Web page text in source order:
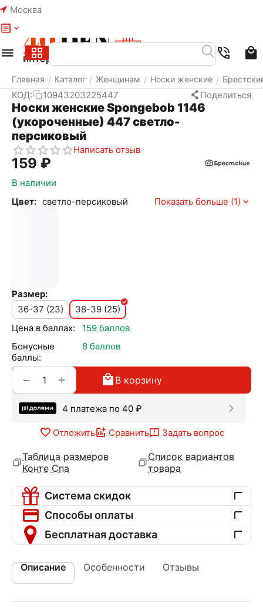
Москва
Главная / Каталог / Женщинам / Носки женские /
КОД: 10943203225447 Поделиться
Носки женские Spongebob 1146
(укороченные) 447 светло-
персиковый
Написать отзыв
‍159‍ ₽
В наличии
Цвет: светло-персиковый Показать больше (1)
Размер:
36-37 (23)
38-39 (25)
Цена в баллах:
159 баллов
Бонусные
баллы:
8 баллов
+
− В корзину
4 платежа по 40 ₽
Отложить Сравнить Задать вопрос
Таблица размеров
Конте Спа
Список вариантов
товара
Система скидок
Способы оплаты
Бесплатная доставка
Описание Особенности Отзывы
Меню